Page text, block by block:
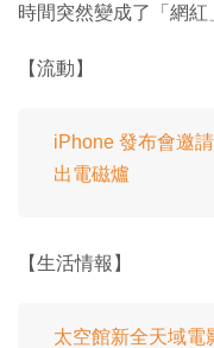
時間突然變成了「網紅
【流動】
iPhone 發布會邀
出電磁爐
【生活情報】
太空館新全天域電